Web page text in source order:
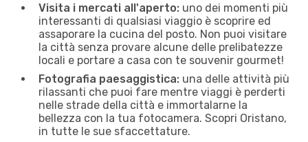
Visita i mercati all'aperto: uno dei momenti più
interessanti di qualsiasi viaggio è scoprire ed
assaporare la cucina del posto. Non puoi visitare
la città senza provare alcune delle prelibatezze
locali e portare a casa con te souvenir gourmet!
Fotografia paesaggistica: una delle attività più
rilassanti che puoi fare mentre viaggi è perderti
nelle strade della città e immortalarne la
bellezza con la tua fotocamera. Scopri Oristano,
in tutte le sue sfaccettature.